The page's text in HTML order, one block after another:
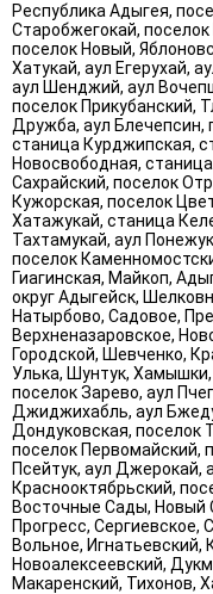
Республика Адыгея,
Старобжегокай,
поселок Новый,
Хатукай, аул Егерухай,
аул Шенджий, аул
поселок Прикубанский,
Дружба, аул Блечепсин,
станица Курджипская,
Новосвободная,
Сахрайский, поселок
Кужорская, поселок
Хатажукай, станица
Тахтамукай, аул
поселок
Гиагинская, Майкоп,
округ Адыгейск,
Натырбово, Садовое,
Верхненазаровское,
Городской, Шевченко,
Улька, Шунтук,
поселок Зарево, аул
Джиджихабль, аул
Дондуковская, поселок
поселок Первомайский,
Псейтук, аул Джерокай,
Краснооктябрьский,
Восточные Сады, Новый
Прогресс,
Вольное, Игнатьевский,
Новоалексеевский,
Макаренский, Тихонов,